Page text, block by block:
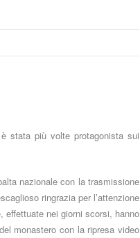
stata più volte protagonista sui
nazionale con la trasmissione
ringrazia per l’attenzione
effettuate nei giorni scorsi, hanno
monastero con la ripresa video